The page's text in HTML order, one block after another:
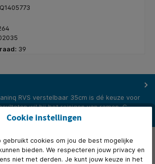
Q1405773
39
RVS verstelbaar 35cm is dé keuze voor
wil bij het reinigen van ramen. G…
Cookie instellingen
gebruikt cookies om jou de best mogelijke
bieden. We respecteren jouw privacy en
niet met derden. Je kunt jouw keuze in het